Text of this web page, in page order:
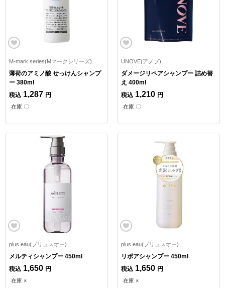
M-mark series(Mマークシリーズ)
薄荷のアミノ酸 せっけんシャンプ
ー 380ml
税込 1,287 円
在庫 〇
UNOVE(アノブ)
ダメージリペアシャンプー 詰め替
え 400ml
税込 1,210 円
在庫 〇
plus eau(プリュスオー)
メルティシャンプー 450ml
税込 1,650 円
在庫 ×
plus eau(プリュスオー)
リポアシャンプー 450ml
税込 1,650 円
在庫 ×